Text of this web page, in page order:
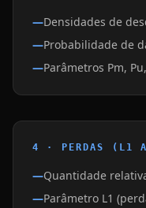
Densidades de
Probabilidade de
Parâmetros Pm,
4 · PERDAS (L1
Quantidade
Parâmetro L1